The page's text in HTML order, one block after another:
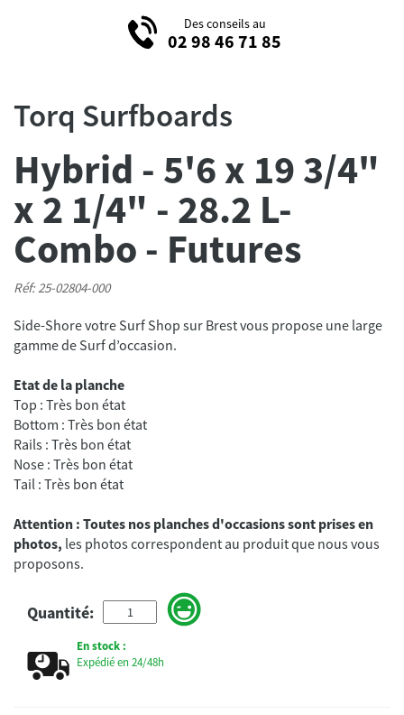
Des conseils au
02 98 46 71 85
Torq Surfboards
Hybrid - 5'6 x 19 3/4"
x 2 1/4" - 28.2 L-
Combo - Futures
Réf: 25-02804-000
Side-Shore votre Surf Shop sur Brest vous propose une large
gamme de Surf d’occasion.
Etat de la planche
Top : Très bon état
Bottom : Très bon état
Rails : Très bon état
Nose : Très bon état
Tail : Très bon état
Attention : Toutes nos planches d'occasions sont prises en
photos, les photos correspondent au produit que nous vous
proposons.
Quantité:
En stock :
Expédié en 24/48h